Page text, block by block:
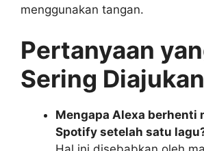
menggunakan tangan.
Pertanyaan
Sering
Mengapa Alexa berhenti
Spotify setelah satu